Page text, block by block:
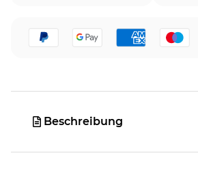
Beschreibung